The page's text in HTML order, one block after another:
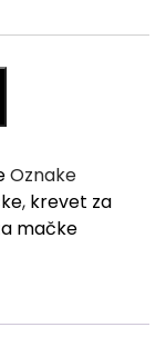
Oznake
, krevet za
mačke